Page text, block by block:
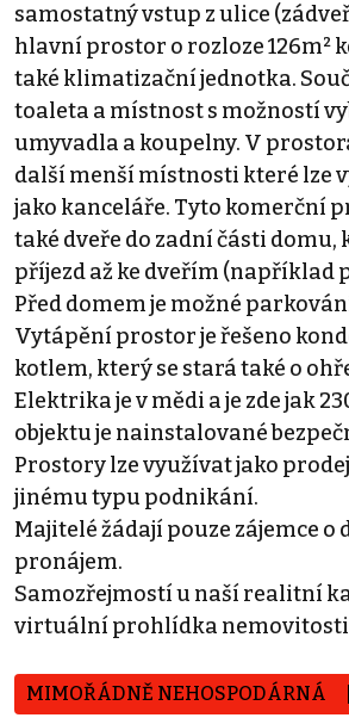
samostatný vstup z ulice
hlavní prostor o rozloze 126m²
také klimatizační jednotka.
toaleta a místnost s možností
umyvadla a koupelny. V
další menší místnosti které lze
jako kanceláře. Tyto komerční
také dveře do zadní části domu,
příjezd až ke dveřím (například
Před domem je možné
Vytápění prostor je řešeno
kotlem, který se stará také o
Elektrika je v mědi a je zde jak
objektu je nainstalované
Prostory lze využívat jako
jinému typu podnikání.
Majitelé žádají pouze zájemce o
pronájem.
Samozřejmostí u naší realitní
virtuální prohlídka
MIMOŘÁDNĚ NEHOSPODÁRNÁ